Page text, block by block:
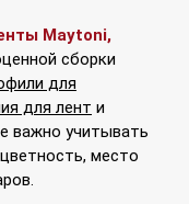
Maytoni,
сборки
для
для лент и
важно учитывать
место